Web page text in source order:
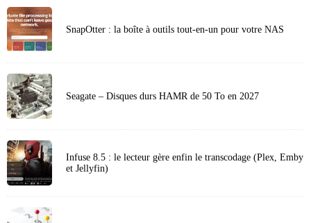
SnapOtter : la boîte à outils tout-en-un pour votre NAS
Seagate – Disques durs HAMR de 50 To en 2027
Infuse 8.5 : le lecteur gère enfin le transcodage (Plex, Emby
et Jellyfin)